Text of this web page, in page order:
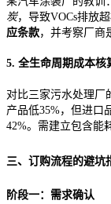
炭，导致VOCs排放
应条款，并考察厂商
5. 全生命周期成本核
对比三家污水处理厂
产品低35%，但进口
42%。需建立包含能
三、订购流程的避坑
阶段一：需求确认